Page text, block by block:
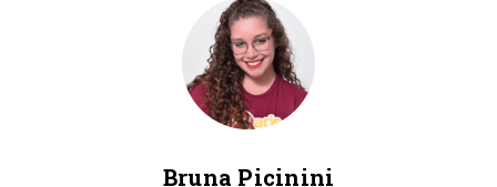
Bruna Picinini